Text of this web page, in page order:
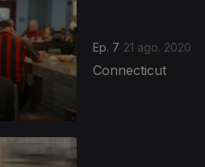
Ep. 7 21 ago. 2020
Connecticut